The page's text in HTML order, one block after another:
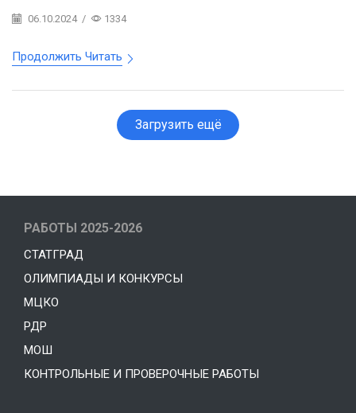
06.10.2024 / 1334
Продолжить Читать
Загрузить ещё
РАБОТЫ 2025-2026
СТАТГРАД
ОЛИМПИАДЫ И КОНКУРСЫ
МЦКО
РДР
МОШ
КОНТРОЛЬНЫЕ И ПРОВЕРОЧНЫЕ РАБОТЫ